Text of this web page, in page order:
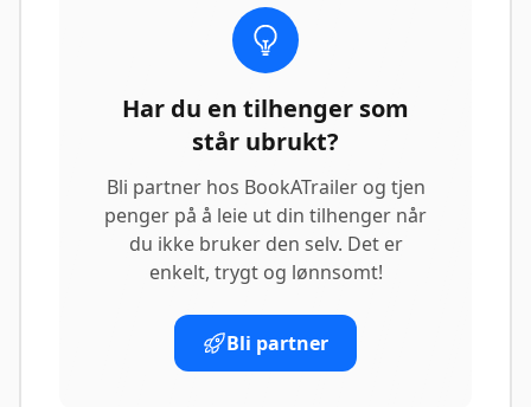
Har du en tilhenger som
står ubrukt?
Bli partner hos BookATrailer og tjen
penger på å leie ut din tilhenger når
du ikke bruker den selv. Det er
enkelt, trygt og lønnsomt!
Bli partner